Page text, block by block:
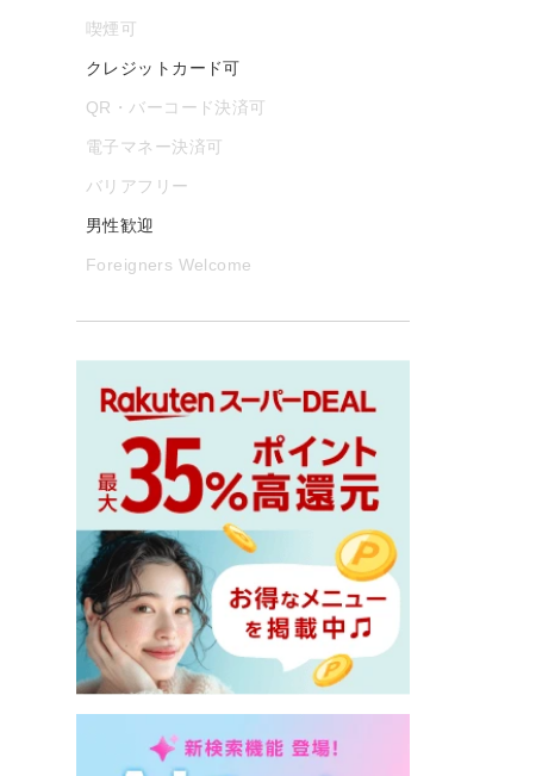
喫煙可
クレジットカード可
QR・バーコード決済可
電子マネー決済可
バリアフリー
男性歓迎
Foreigners Welcome